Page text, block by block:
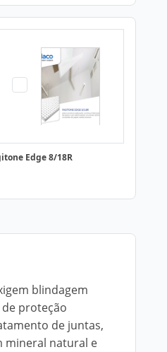
Edge 8/18R
blindagem
proteção
de juntas,
mineral natural e